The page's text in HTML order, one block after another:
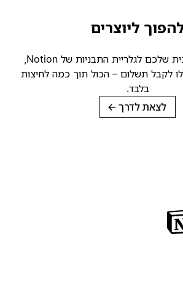
ליוצרים
להעלות את התבנית שלכם לגלריית התבניות של Notion,
תשלום – הכול תוך כמה לחיצות
בלבד.
לצאת לדרך→